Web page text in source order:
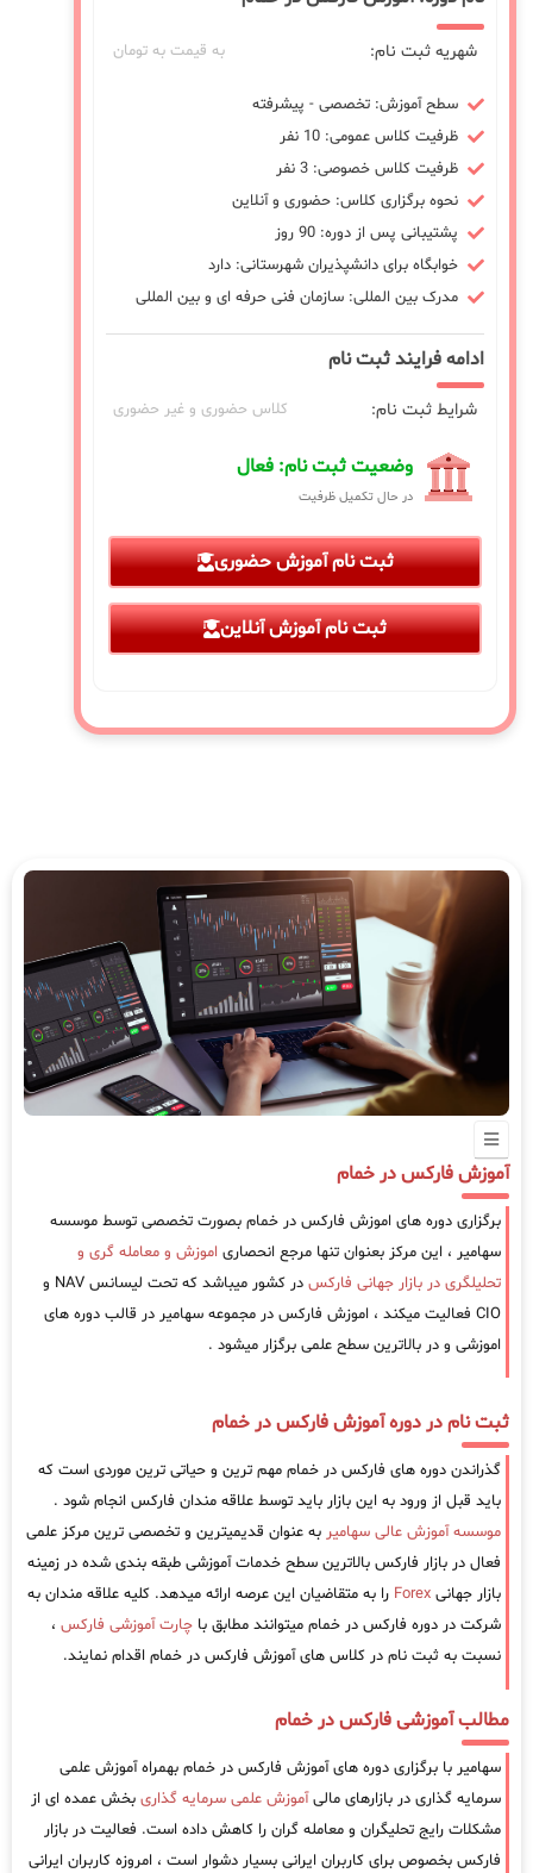
شهریه ثبت نام: به قیمت به تومان
سطح آموزش: تخصصی - پیشرفته
ظرفیت کلاس عمومی: 10 نفر
ظرفیت کلاس خصوصی: 3 نفر
نحوه برگزاری کلاس: حضوری و آنلاین
پشتیبانی پس از دوره: 90 روز
خوابگاه برای دانشپذیران شهرستانی: دارد
مدرک بین المللی: سازمان فنی حرفه ای و بین المللی
ادامه فرایند ثبت نام
شرایط ثبت نام: کلاس حضوری و غیر حضوری
وضعیت ثبت نام: فعال
در حال تکمیل ظرفیت
ثبت نام آموزش حضوری
ثبت نام آموزش آنلاین
آموزش فارکس در خمام
برگزاری دوره های اموزش فارکس در خمام بصورت تخصصی توسط موسسه
سهامیر ، این مرکز بعنوان تنها مرجع انحصاری اموزش و معامله گری و
تحلیلگری در بازار جهانی فارکس
در کشور میباشد که تحت لیسانس NAV و
CIO فعالیت میکند ، اموزش فارکس در مجموعه سهامیر در قالب دوره های
اموزشی و در بالاترین سطح علمی برگزار میشود .
ثبت نام در دوره آموزش فارکس در خمام
گذراندن دوره های فارکس در خمام مهم ترین و حیاتی ترین موردی است که
باید قبل از ورود به این بازار باید توسط علاقه مندان فارکس انجام شود .
موسسه آموزش عالی سهامیر به عنوان قدیمیترین و تخصصی ترین مرکز علمی
فعال در بازار فارکس بالاترین سطح خدمات آموزشی طبقه بندی شده در زمینه
بازار جهانی Forex را به متقاضیان این عرصه ارائه میدهد. کلیه علاقه مندان به
شرکت در دوره فارکس در خمام میتوانند مطابق با چارت آموزشی فارکس ،
نسبت به ثبت نام در کلاس های آموزش فارکس در خمام اقدام نمایند.
مطالب آموزشی فارکس در خمام
سهامیر با برگزاری دوره های آموزش فارکس در خمام بهمراه آموزش علمی
سرمایه گذاری در بازارهای مالیآموزش علمی سرمایه گذاری بخش عمده ای از
مشکلات رایج تحلیگران و معامله گران را کاهش داده است. فعالیت در بازار
فارکس بخصوص برای کاربران ایرانی بسیار دشوار است ، امروزه کاربران ایرانی